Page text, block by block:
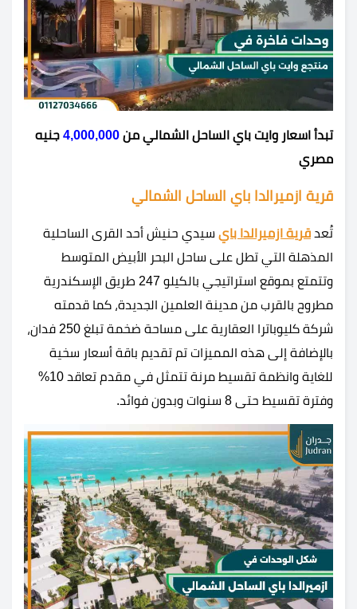
تبدأ اسعار وايت باي الساحل الشمالي من 4,000,000 جنيه
مصري
قرية ازميرالدا باي الساحل الشمالي
تُعد قرية ازميرالدا باي سيدي حنيش أحد القرى الساحلية
المذهلة التي تطل على ساحل البحر الأبيض المتوسط
وتتمتع بموقع استراتيجي بالكيلو 247 طريق الإسكندرية
مطروح بالقرب من مدينة العلمين الجديدة، كما قدمته
شركة كليوباترا العقارية على مساحة ضخمة تبلغ 250 فدان،
بالإضافة إلى هذه المميزات تم تقديم باقة أسعار سخية
للغاية وانظمة تقسيط مرنة تتمثل في مقدم تعاقد 10%
وفترة تقسيط حتى 8 سنوات وبدون فوائد.